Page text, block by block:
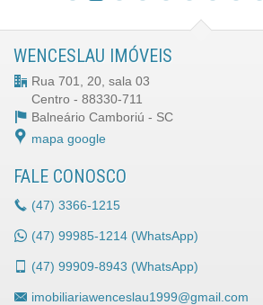
WENCESLAU IMÓVEIS
Rua 701, 20, sala 03
Centro - 88330-711
Balneário Camboriú - SC
mapa google
FALE CONOSCO
(47) 3366-1215
(47) 99985-1214 (WhatsApp)
(47) 99909-8943 (WhatsApp)
imobiliariawenceslau1999@gmail.com